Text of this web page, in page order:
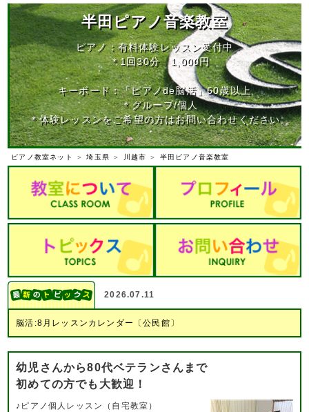
半田ピアノ音楽教室
ピアノ：有料体験レッスン受付中
＊1回30分 1,000円
キーボード：「ピアノde脳活」60歳以上
＊グループ/個人
＊体験レッスンをご希望の方はお問い合わせください。
ピアノ教室ネット ＞埼玉県 ＞ 川越市 ＞ 半田ピアノ音楽教室
2026.07.11
脳活:8月レッスンカレンダー〔公民館〕
幼児さんから80代ベテランさんまで
初めての方でも大歓迎！
♪ピアノ個人レッスン（自宅教室）